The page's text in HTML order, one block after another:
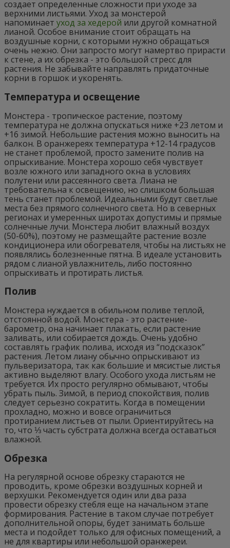
создает определенные сложности при уходе за
верхними листьями. Уход за монстерой
напоминает уход за хедерой или другой комнатной
лианой. Особое внимание стоит обращать на
воздушные корни, с которыми нужно обращаться
очень нежно. Они запросто могут намертво прирасти
к стене, а их обрезка - это большой стресс для
растения. Не забывайте направлять придаточные
корни в горшок и укоренять.
Температура и освещение
Монстера - тропическое растение, поэтому
температура не должна опускаться ниже +23 летом и
+16 зимой. Небольшие растения можно выносить на
балкон. В оранжереях температура +12-14 градусов
не станет проблемой, просто замените полив на
опрыскивание. Монстера хорошо себя чувствует
возле южного или западного окна в условиях
полутени или рассеянного света. Лиана не
требовательна к освещению, но слишком большая
тень станет проблемой. Идеальными будут светлые
места без прямого солнечного света. Но в северных
регионах и умеренных широтах допустимы и прямые
солнечные лучи. Монстера любит влажный воздух
(50-60%), поэтому не размещайте растение возле
кондиционера или обогревателя, чтобы на листьях не
появлялись болезненные пятна. В идеале установить
рядом с лианой увлажнитель, либо постоянно
опрыскивать и протирать листья.
Полив
Монстера нуждается в обильном поливе теплой,
отстоянной водой. Монстера - это растение-
барометр, она начинает плакать, если растение
заливать, или собирается дождь. Очень удобно
составлять график полива, исходя из “подсказок”
растения. Летом лиану обычно опрыскивают из
пульверизатора, так как большие и мясистые листья
активно выделяют влагу. Особого ухода листьям не
требуется. Их просто регулярно обмывают, чтобы
убрать пыль. Зимой, в период спокойствия, полив
следует серьезно сократить. Когда в помещении
прохладно, можно и вовсе ограничиться
протиранием листьев от пыли. Ориентируйтесь на
то, что ⅓ часть субстрата должна всегда оставаться
влажной.
Обрезка
На регулярной основе обрезку стараются не
проводить, кроме обрезки воздушных корней и
верхушки. Рекомендуется один или два раза
провести обрезку стебля еще на начальном этапе
формирования. Растение в таком случае потребует
дополнительной опоры, будет занимать больше
места и подойдет только для офисных помещений, а
не для квартиры или небольшой оранжереи.